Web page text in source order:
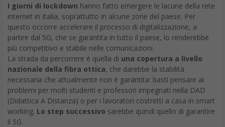
I giorni di lockdown hanno fatto emergere le lacune della rete
internet in Italia, soprattutto in alcune zone del paese. Per
questo occorre accelerare il processo di digitalizzazione, a
partire dal 5G, che se garantita in tutto il paese, lo renderebbe
più competitivo e stabile nelle comunicazioni.
La strada da percorrere è quella di una copertura a livello
nazionale della fibra ottica, che darebbe la stabilità
necessaria che attualmente non è garantita: basti pensare ai
problemi per molti studenti e professori impegnati nella DAD
(Didattica A Distanza) o per i lavoratori costretti a casa in smart
working. Lo step successivo sarebbe quindi quello di garantire
il 5G.